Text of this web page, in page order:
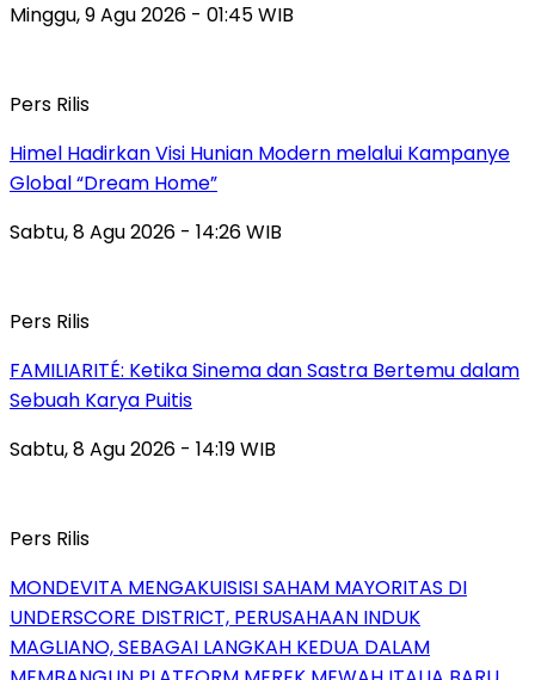
Minggu, 9 Agu 2026 - 01:45 WIB
Pers Rilis
Himel Hadirkan Visi Hunian Modern melalui Kampanye
Global “Dream Home”
Sabtu, 8 Agu 2026 - 14:26 WIB
Pers Rilis
FAMILIARITÉ: Ketika Sinema dan Sastra Bertemu dalam
Sebuah Karya Puitis
Sabtu, 8 Agu 2026 - 14:19 WIB
Pers Rilis
MONDEVITA MENGAKUISISI SAHAM MAYORITAS DI
UNDERSCORE DISTRICT, PERUSAHAAN INDUK
MAGLIANO, SEBAGAI LANGKAH KEDUA DALAM